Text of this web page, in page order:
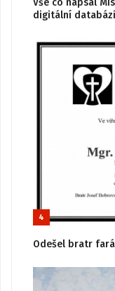
Vše co napsal
digitální databázi
4
Odešel bratr